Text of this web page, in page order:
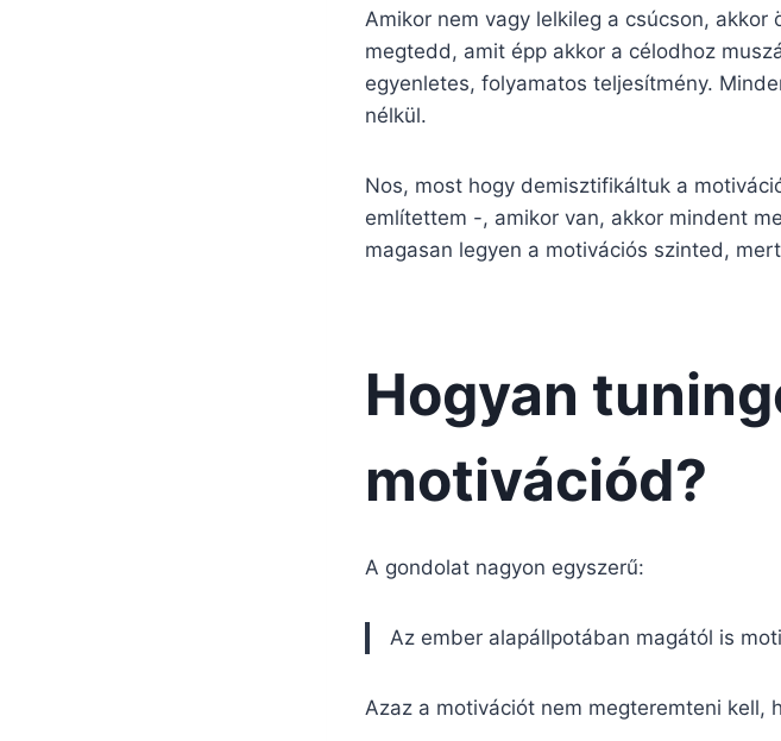
Amikor nem vagy lelkileg a csúcson,
megtedd, amit épp akkor a célodhoz
egyenletes, folyamatos teljesítmény.
nélkül.
Nos, most hogy demisztifikáltuk a
említettem -, amikor van, akkor mindent
magasan legyen a motivációs szinted,
Hogyan
motivációd?
A gondolat nagyon egyszerű:
Az ember alapállpotában magától is
Azaz a motivációt nem megteremteni kell,